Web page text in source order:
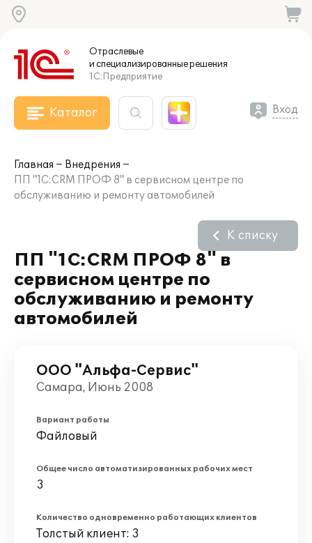
Отраслевые
и специализированныерешения
1С:Предприятие
Каталог Вход
Главная
Внедрения
ПП "1С:CRM ПРОФ 8" в сервисном центре по
обслуживанию и ремонту автомобилей
ПП "1С:CRM ПРОФ 8" в
сервисном центре по
обслуживанию и ремонту
автомобилей
К списку
ООО "Альфа-Сервис"
Самара, Июнь 2008
Вариант работы
Файловый
Общее число автоматизированных рабочих мест
3
Количество одновременно работающих клиентов
Толстый клиент: 3